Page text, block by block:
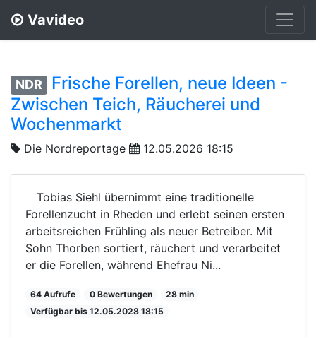
Vavideo
NDR
Frische Forellen, neue Ideen -
Zwischen Teich, Räucherei und
Wochenmarkt
Die Nordreportage 12.05.2026 18:15
Tobias Siehl übernimmt eine traditionelle
Forellenzucht in Rheden und erlebt seinen ersten
arbeitsreichen Frühling als neuer Betreiber. Mit
Sohn Thorben sortiert, räuchert und verarbeitet
er die Forellen, während Ehefrau Ni...
64 Aufrufe 0 Bewertungen
28 min
Verfügbar bis 12.05.2028 18:15